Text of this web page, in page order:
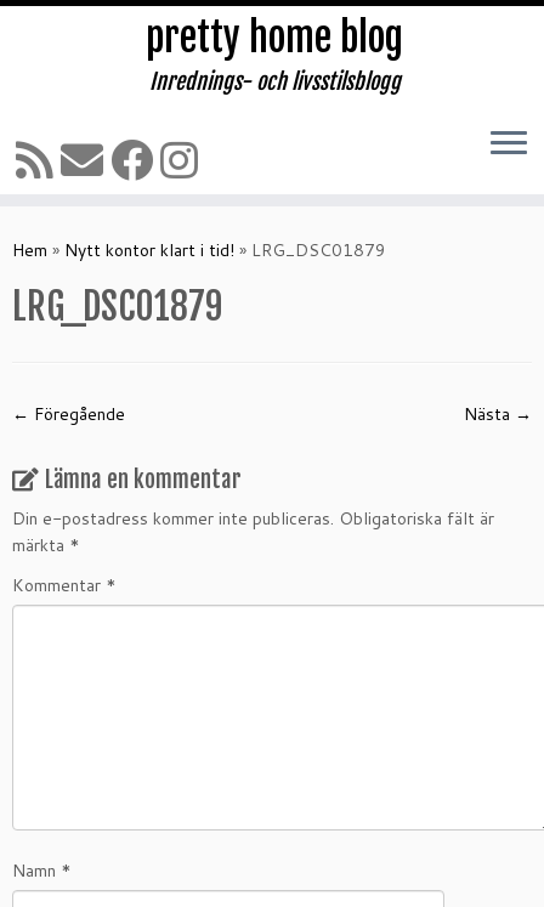
till
pretty home blog
Inrednings- och livsstilsblogg
Hem » Nytt kontor klart i tid! » LRG_DSC01879
LRG_DSC01879
← Föregående Nästa →
Lämna en kommentar
Din e-postadress kommer inte publiceras. Obligatoriska fält är
märkta *
Kommentar *
Namn *